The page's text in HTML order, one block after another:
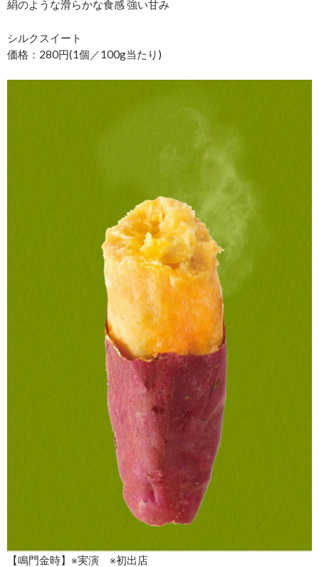
絹のような滑らかな食感 強い甘み
シルクスイート
価格：280円(1個／100g当たり)
【鳴門金時】※実演 ※初出店